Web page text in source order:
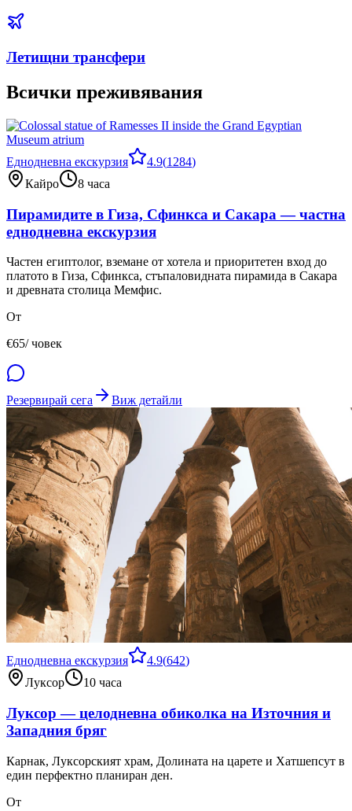
Летищни трансфери
Всички преживявания
Еднодневна екскурзия 4.9(1284)
Кайро
8 часа
Пирамидите в Гиза, Сфинкса и Сакара — частна
еднодневна екскурзия
Частен египтолог, вземане от хотела и приоритетен вход до
платото в Гиза, Сфинкса, стъпаловидната пирамида в Сакара
и древната столица Мемфис.
От
€65/ човек
Резервирай сега Виж детайли
Еднодневна екскурзия 4.9(642)
Луксор
10 часа
Луксор — целодневна обиколка на Източния и
Западния бряг
Карнак, Луксорският храм, Долината на царете и Хатшепсут в
един перфектно планиран ден.
От